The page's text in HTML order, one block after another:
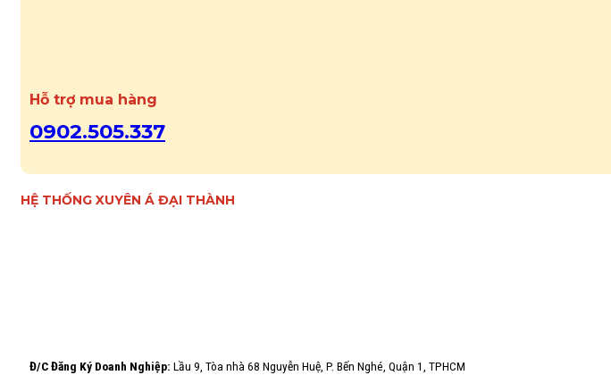
Hỗ trợ mua hàng
0902.505.337
HỆ THỐNG XUYÊN Á ĐẠI THÀNH
Đ/C Đăng Ký Doanh Nghiệp: Lầu 9, Tòa nhà 68 Nguyễn Huệ, P. Bến Nghé, Quận 1, TPHCM